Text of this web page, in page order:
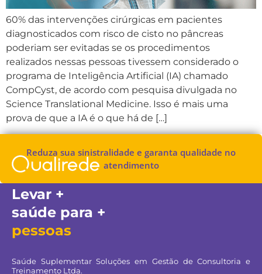
60% das intervenções cirúrgicas em pacientes
diagnosticados com risco de cisto no pâncreas
poderiam ser evitadas se os procedimentos
realizados nessas pessoas tivessem considerado o
programa de Inteligência Artificial (IA) chamado
CompCyst, de acordo com pesquisa divulgada no
Science Translational Medicine. Isso é mais uma
prova de que a IA é o que há de […]
Reduza sua sinistralidade e garanta qualidade no
atendimento
Levar +
saúde para +
pessoas
Saúde Suplementar Soluções em Gestão de Consultoria e
Treinamento Ltda.